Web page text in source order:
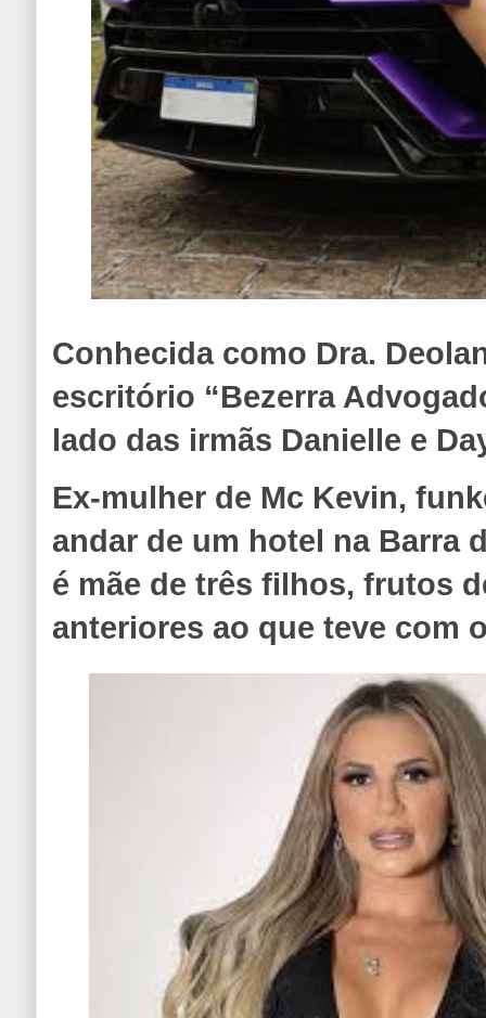
Conhecida como Dra.
escritório “Bezerra
lado das irmãs Danielle e
Ex-mulher de Mc Kevin,
andar de um hotel na Barra
é mãe de três filhos, frutos
anteriores ao que teve com